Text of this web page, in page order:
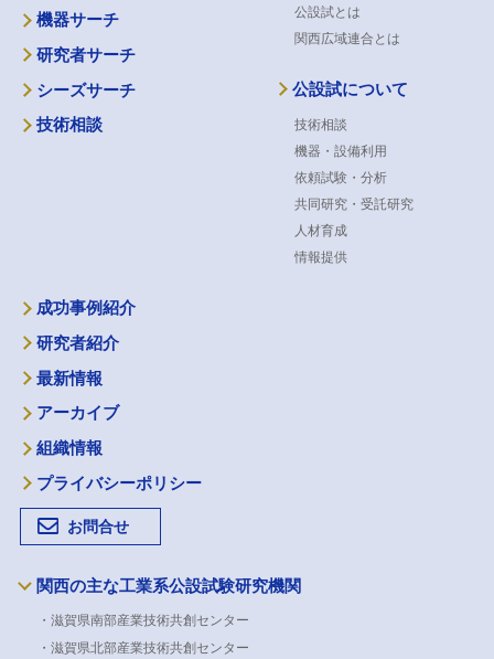
機器サーチ
研究者サーチ
シーズサーチ
技術相談
公設試とは
関西広域連合とは
公設試について
技術相談
機器・設備利用
依頼試験・分析
共同研究・受託研究
人材育成
情報提供
成功事例紹介
研究者紹介
最新情報
アーカイブ
組織情報
プライバシーポリシー
お問合せ
関西の主な工業系公設試験研究機関
・滋賀県南部産業技術共創センター
・滋賀県北部産業技術共創センター